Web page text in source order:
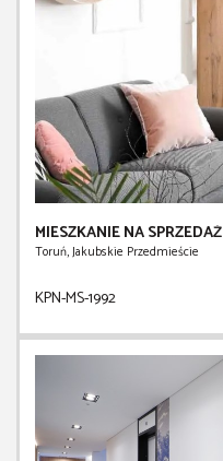
MIESZKANIE NA SPRZEDAŻ
Toruń, Jakubskie Przedmieście
KPN-MS-1992